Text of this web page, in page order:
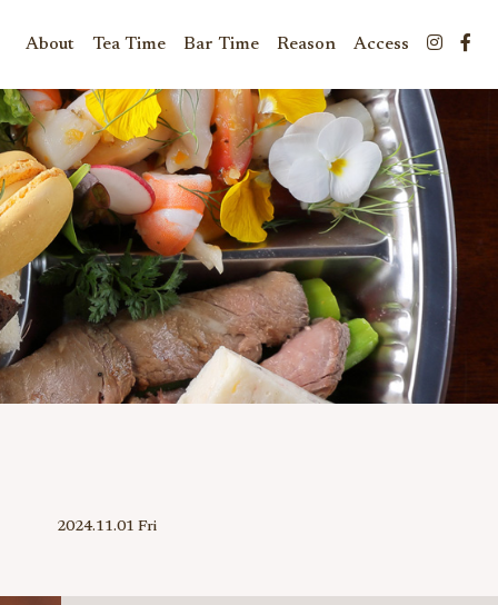
About Tea Time Bar Time Reason Access
2024.11.01 Fri